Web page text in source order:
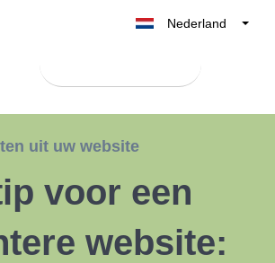
Nederland
België
España
uit uw website
voor een
website: